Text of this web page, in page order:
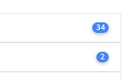
34
2